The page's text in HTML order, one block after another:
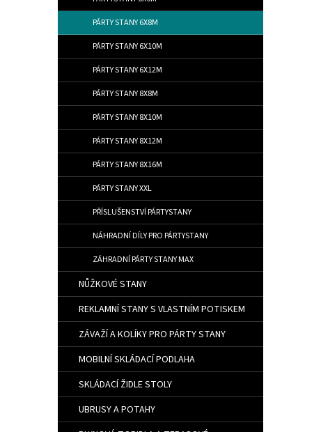
PÁRTY STANY 6X8M
PÁRTY STANY 6X10M
PÁRTY STANY 6X12M
PÁRTY STANY 8X8M
PÁRTY STANY 8X10M
PÁRTY STANY 8X12M
PÁRTY STANY 8X16M
PÁRTY STANY XXL
PŘÍSLUŠENSTVÍ PÁRTYSTANY
NÁHRADNÍ DÍLY PRO PÁRTYSTANY
ZÁHRADNÍ PÁRTY STANY MAX
NŮŽKOVÉ STANY
REKLAMNÍ STANY S VLASTNÍM POTISKEM
ZÁVAŽÍ A KOLÍKY PRO PÁRTY STANY
MOBILNÍ SKLÁDACÍ PODLAHA
SKLÁDACÍ ŽIDLE STOLY
UBRUSY A POTAHY